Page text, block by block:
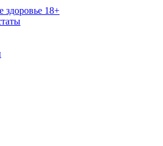
здоровье 18+